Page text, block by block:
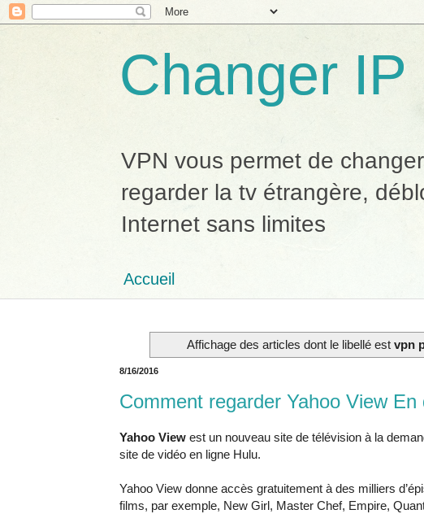
Changer IP
VPN vous permet de
regarder la tv étrangère,
Internet sans limites
Accueil
Affichage des articles dont le libellé est vpn
8/16/2016
Comment regarder Yahoo View
Yahoo View est un nouveau site de télévision à la
site de vidéo en ligne Hulu.
Yahoo View donne accès gratuitement à des milliers
films, par exemple, New Girl, Master Chef, Empire,